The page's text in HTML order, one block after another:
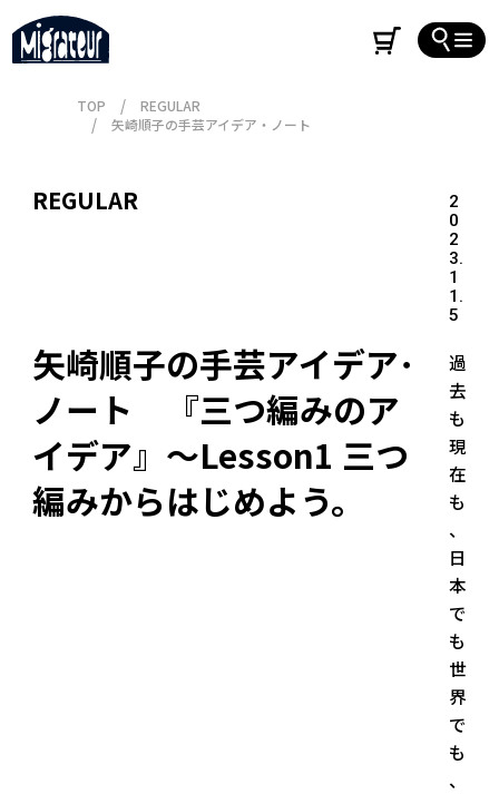
TOP
REGULAR
矢崎順子の手芸アイデア・ノート
REGULAR
2
0
2
3.
1
1.
5
矢崎順子の手芸アイデア･
ノート　『三つ編みのア
イデア』～Lesson1 三つ
編みからはじめよう。
過
去
も
現
在
も
、
日
本
で
も
世
界
で
も
、